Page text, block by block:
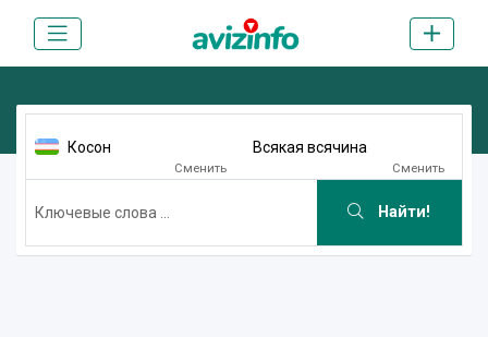
Косон
Сменить
Всякая всячина
Сменить
Найти!